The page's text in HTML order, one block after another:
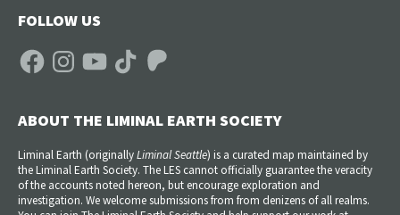
FOLLOW US
FacebookInstagramYouTube TikTok Patreon
ABOUT THE LIMINAL EARTH SOCIETY
Liminal Earth (originallyLiminal Seattle) is a curated map maintained by
the Liminal Earth Society. The LES cannot officially guarantee the veracity
of the accounts noted hereon, but encourage exploration and
investigation. We welcome submissions from from denizens of all realms.